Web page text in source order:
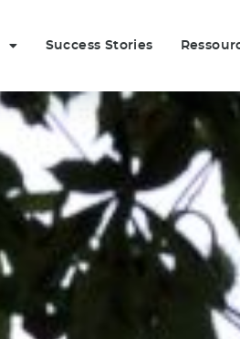
Success Stories